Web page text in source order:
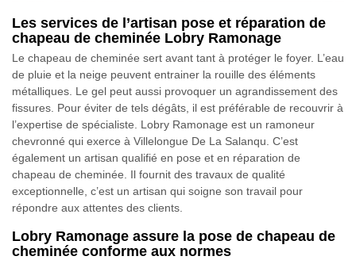
Les services de l’artisan pose et réparation de
chapeau de cheminée Lobry Ramonage
Le chapeau de cheminée sert avant tant à protéger le foyer. L’eau
de pluie et la neige peuvent entrainer la rouille des éléments
métalliques. Le gel peut aussi provoquer un agrandissement des
fissures. Pour éviter de tels dégâts, il est préférable de recouvrir à
l’expertise de spécialiste. Lobry Ramonage est un ramoneur
chevronné qui exerce à Villelongue De La Salanqu. C’est
également un artisan qualifié en pose et en réparation de
chapeau de cheminée. Il fournit des travaux de qualité
exceptionnelle, c’est un artisan qui soigne son travail pour
répondre aux attentes des clients.
Lobry Ramonage assure la pose de chapeau de
cheminée conforme aux normes